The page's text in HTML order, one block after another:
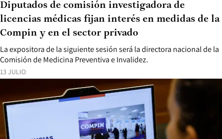
13 JULIO
La expositora de la siguiente sesión será la directora nacional de la
Comisión de Medicina Preventiva e Invalidez.
Diputados de comisión investigadora de
licencias médicas fijan interés en medidas de la
Compin y en el sector privado